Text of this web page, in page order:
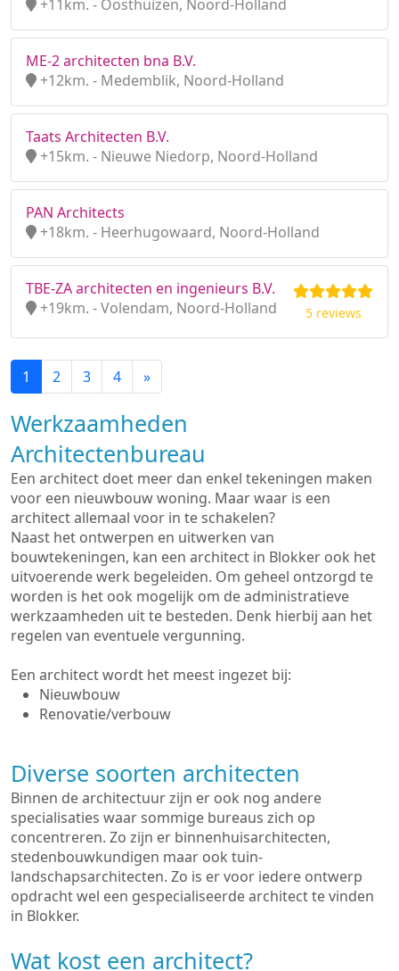
+11km. - Oosthuizen, Noord-Holland
ME-2 architecten bna B.V.
+12km. - Medemblik, Noord-Holland
Taats Architecten B.V.
+15km. - Nieuwe Niedorp, Noord-Holland
PAN Architects
+18km. - Heerhugowaard, Noord-Holland
TBE-ZA architecten en ingenieurs B.V.
+19km. - Volendam, Noord-Holland
5 reviews
1 2 3 4 »
Werkzaamheden
Architectenbureau
Een architect doet meer dan enkel tekeningen maken
voor een nieuwbouw woning. Maar waar is een
architect allemaal voor in te schakelen?
Naast het ontwerpen en uitwerken van
bouwtekeningen, kan een architect in Blokker ook het
uitvoerende werk begeleiden. Om geheel ontzorgd te
worden is het ook mogelijk om de administratieve
werkzaamheden uit te besteden. Denk hierbij aan het
regelen van eventuele vergunning.
Een architect wordt het meest ingezet bij:
Nieuwbouw
Renovatie/verbouw
Diverse soorten architecten
Binnen de architectuur zijn er ook nog andere
specialisaties waar sommige bureaus zich op
concentreren. Zo zijn er binnenhuisarchitecten,
stedenbouwkundigen maar ook tuin-
landschapsarchitecten. Zo is er voor iedere ontwerp
opdracht wel een gespecialiseerde architect te vinden
in Blokker.
Wat kost een architect?